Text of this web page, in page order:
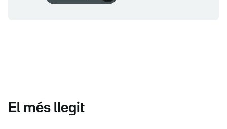
El més llegit